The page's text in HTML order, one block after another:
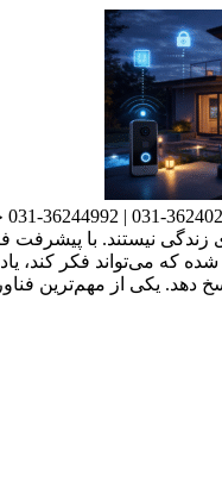
زندگی نیستند. با پیشرفت
که می‌تواند فکر کند،
دهد. یکی از مهم‌ترین